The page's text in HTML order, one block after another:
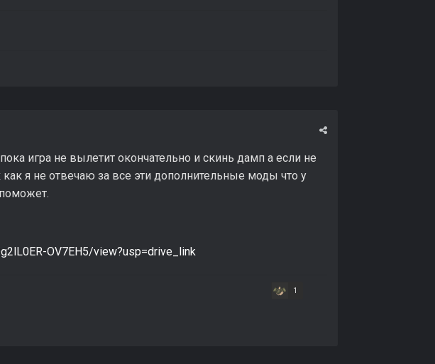
игра не вылетит окончательно и скинь дамп а если не
как я не отвечаю за все эти дополнительные моды что у
OV7EH5/view?usp=drive_link
1